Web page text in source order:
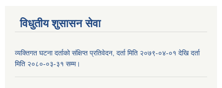
विधुतीय शुसासन सेवा
व्यक्तिगत घटना दर्ताको संक्षिप्त प्रतिवेदन, दर्ता मिति २०७९-०४-०१ देखि दर्ता
मिति २०८०-०३-३१ सम्म।